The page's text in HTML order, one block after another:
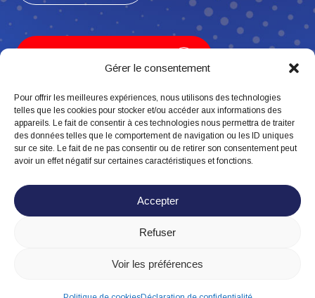
Gérer le consentement
Pour offrir les meilleures expériences, nous utilisons des technologies
telles que les cookies pour stocker et/ou accéder aux informations des
appareils. Le fait de consentir à ces technologies nous permettra de traiter
des données telles que le comportement de navigation ou les ID uniques
sur ce site. Le fait de ne pas consentir ou de retirer son consentement peut
avoir un effet négatif sur certaines caractéristiques et fonctions.
Accepter
Refuser
Voir les préférences
Suivez-nous